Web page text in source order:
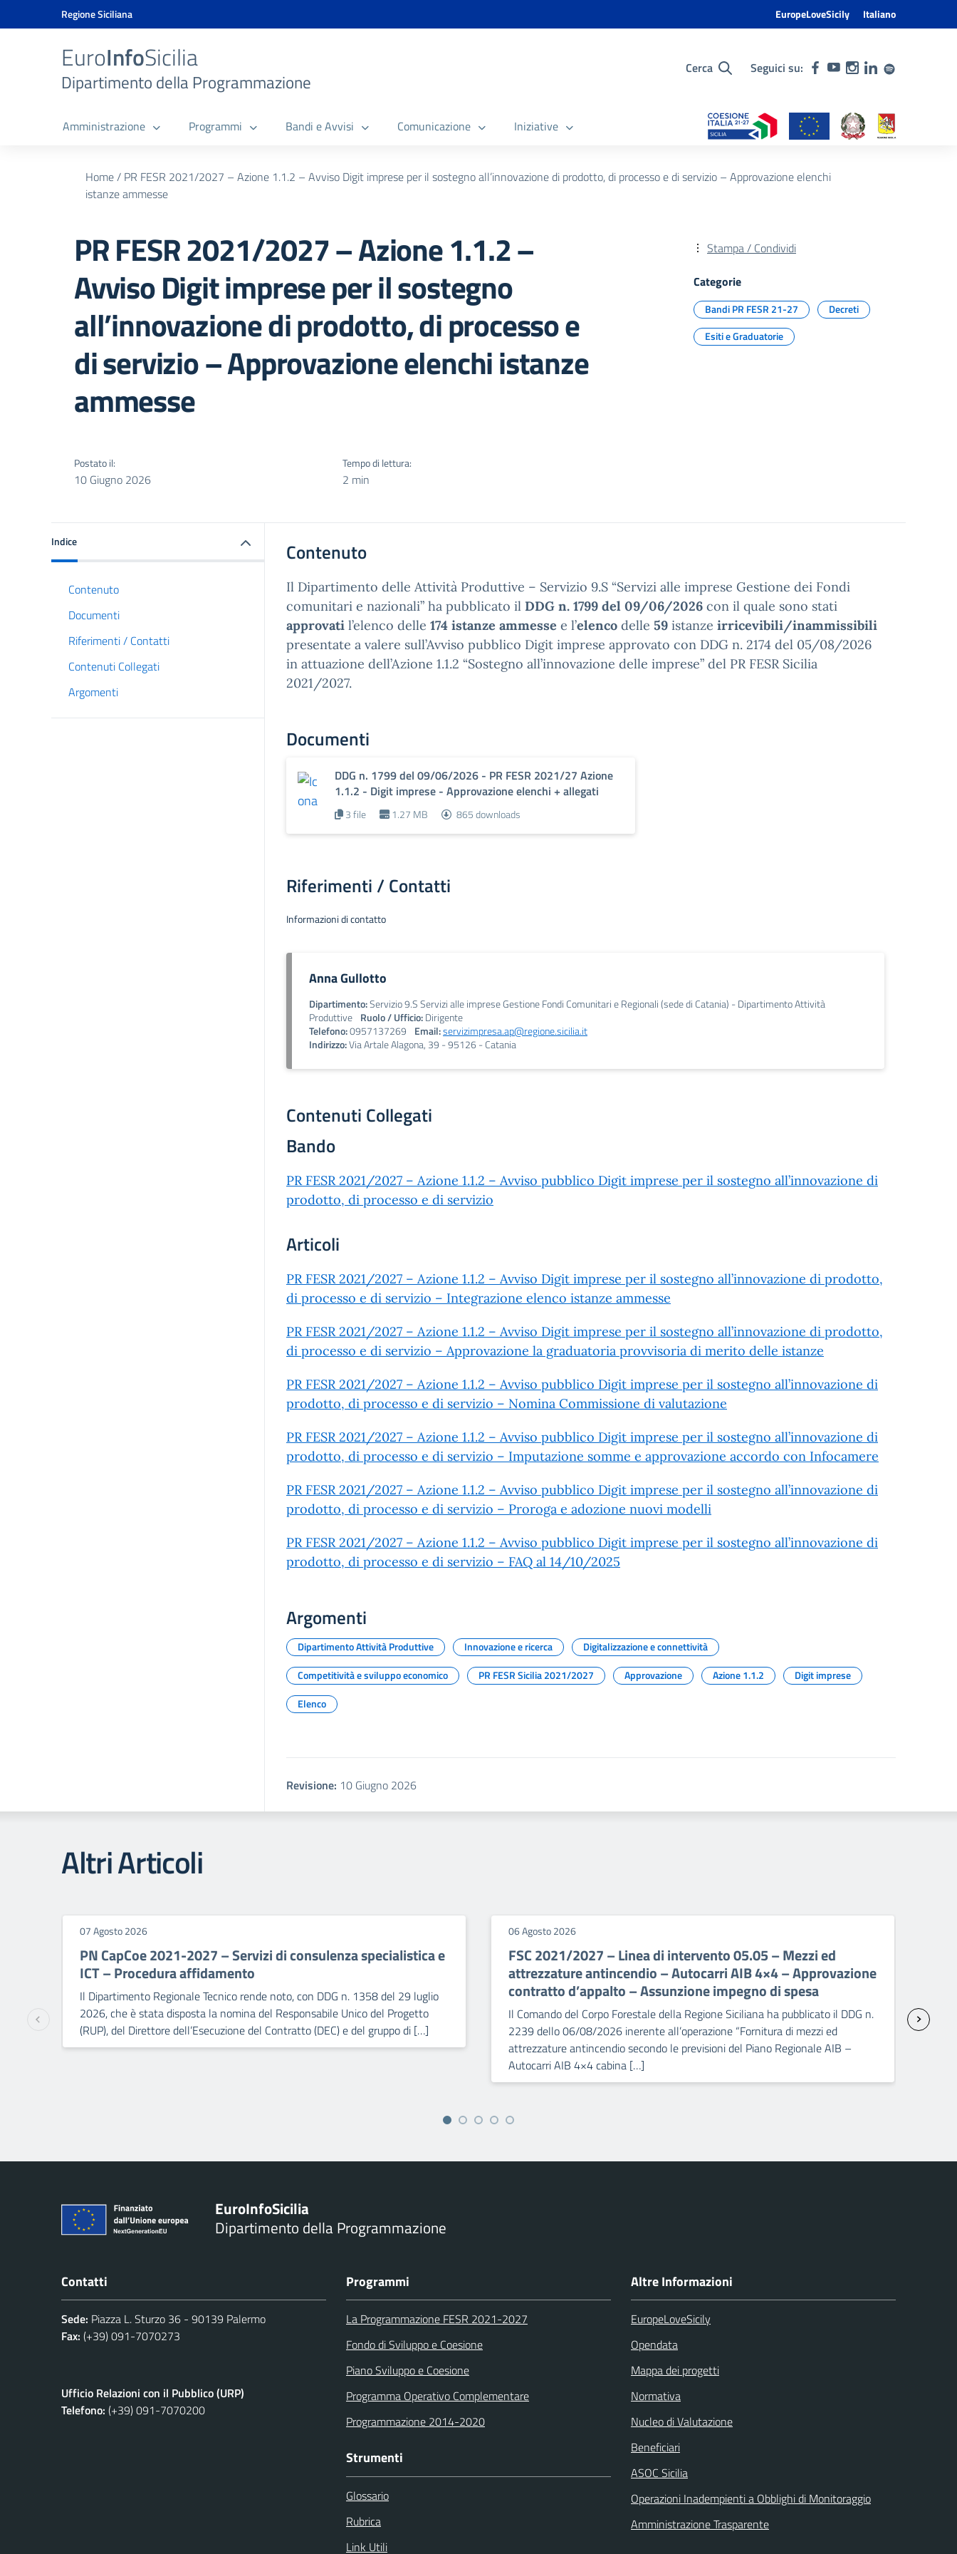
Vai ai contenuti
Vai al menu di navigazione
Vai al banner delle Cookie Policy
Regione Siciliana EuropeLoveSicily Italiano
EuroInfoSicilia
Dipartimento della Programmazione
Cerca Seguici su:
Amministrazione Programmi Bandi e Avvisi Comunicazione Iniziative
Home/ PR FESR 2021/2027 – Azione 1.1.2 – Avviso Digit imprese per il sostegno all’innovazione di prodotto, di processo e di servizio – Approvazione elenchi
istanze ammesse
PR FESR 2021/2027 – Azione 1.1.2 –
Avviso Digit imprese per il sostegno
all’innovazione di prodotto, di processo e
di servizio – Approvazione elenchi istanze
ammesse
Postato il:
10 Giugno 2026
Tempo di lettura:
2 min
Stampa / Condividi
Categorie
Bandi PR FESR 21-27
Decreti
Esiti e Graduatorie
Indice
Contenuto
Documenti
Riferimenti / Contatti
Contenuti Collegati
Argomenti
Contenuto
Il Dipartimento delle Attività Produttive – Servizio 9.S “Servizi alle imprese Gestione dei Fondi
comunitari e nazionali” ha pubblicato il DDG n. 1799 del 09/06/2026 con il quale sono stati
approvati l’elenco delle 174 istanze ammesse e l’elenco delle 59 istanze irricevibili/inammissibili
presentate a valere sull’Avviso pubblico Digit imprese approvato con DDG n. 2174 del 05/08/2026
in attuazione dell’Azione 1.1.2 “Sostegno all’innovazione delle imprese” del PR FESR Sicilia
2021/2027.
Documenti
DDG n. 1799 del 09/06/2026 - PR FESR 2021/27 Azione
1.1.2 - Digit imprese - Approvazione elenchi + allegati
3 file 1.27 MB 865 downloads
Riferimenti / Contatti
Informazioni di contatto
Anna Gullotto
Dipartimento:Servizio 9.S Servizi alle imprese Gestione Fondi Comunitari e Regionali (sede di Catania) - Dipartimento Attività
Produttive Ruolo / Ufficio:Dirigente
Telefono:0957137269 Email:servizimpresa.ap@regione.sicilia.it
Indirizzo:Via Artale Alagona, 39 - 95126 - Catania
Contenuti Collegati
Bando
PR FESR 2021/2027 – Azione 1.1.2 – Avviso pubblico Digit imprese per il sostegno all’innovazione di
prodotto, di processo e di servizio
Articoli
PR FESR 2021/2027 – Azione 1.1.2 – Avviso Digit imprese per il sostegno all’innovazione di prodotto,
di processo e di servizio – Integrazione elenco istanze ammesse
PR FESR 2021/2027 – Azione 1.1.2 – Avviso Digit imprese per il sostegno all’innovazione di prodotto,
di processo e di servizio – Approvazione la graduatoria provvisoria di merito delle istanze
PR FESR 2021/2027 – Azione 1.1.2 – Avviso pubblico Digit imprese per il sostegno all’innovazione di
prodotto, di processo e di servizio – Nomina Commissione di valutazione
PR FESR 2021/2027 – Azione 1.1.2 – Avviso pubblico Digit imprese per il sostegno all’innovazione di
prodotto, di processo e di servizio – Imputazione somme e approvazione accordo con Infocamere
PR FESR 2021/2027 – Azione 1.1.2 – Avviso pubblico Digit imprese per il sostegno all’innovazione di
prodotto, di processo e di servizio – Proroga e adozione nuovi modelli
PR FESR 2021/2027 – Azione 1.1.2 – Avviso pubblico Digit imprese per il sostegno all’innovazione di
prodotto, di processo e di servizio – FAQ al 14/10/2025
Argomenti
Dipartimento Attività Produttive Innovazione e ricerca
Digitalizzazione e connettività
Competitività e sviluppo economico
PR FESR Sicilia 2021/2027 Approvazione Azione 1.1.2
Digit imprese
Elenco
Revisione: 10 Giugno 2026
Altri Articoli
07 Agosto 2026
PN CapCoe 2021-2027 – Servizi di consulenza specialistica e
ICT – Procedura affidamento
Il Dipartimento Regionale Tecnico rende noto, con DDG n. 1358 del 29 luglio
2026, che è stata disposta la nomina del Responsabile Unico del Progetto
(RUP), del Direttore dell’Esecuzione del Contratto (DEC) e del gruppo di […]
06 Agosto 2026
FSC 2021/2027 – Linea di intervento 05.05 – Mezzi ed
attrezzature antincendio – Autocarri AIB 4×4 – Approvazione
contratto d’appalto – Assunzione impegno di spesa
Il Comando del Corpo Forestale della Regione Siciliana ha pubblicato il DDG n.
2239 dello 06/08/2026 inerente all’operazione “Fornitura di mezzi ed
attrezzature antincendio secondo le previsioni del Piano Regionale AIB –
Autocarri AIB 4×4 cabina […]
EuroInfoSicilia
Dipartimento della Programmazione
Contatti
Sede: Piazza L. Sturzo 36 - 90139 Palermo
Fax: (+39) 091-7070273
Ufficio Relazioni con il Pubblico (URP)
Telefono: (+39) 091-7070200
Programmi
La Programmazione FESR 2021-2027
Fondo di Sviluppo e Coesione
Piano Sviluppo e Coesione
Programma Operativo Complementare
Programmazione 2014-2020
Strumenti
Glossario
Rubrica
Link Utili
Altre Informazioni
EuropeLoveSicily
Opendata
Mappa dei progetti
Normativa
Nucleo di Valutazione
Beneficiari
ASOC Sicilia
Operazioni Inadempienti a Obblighi di Monitoraggio
Amministrazione Trasparente